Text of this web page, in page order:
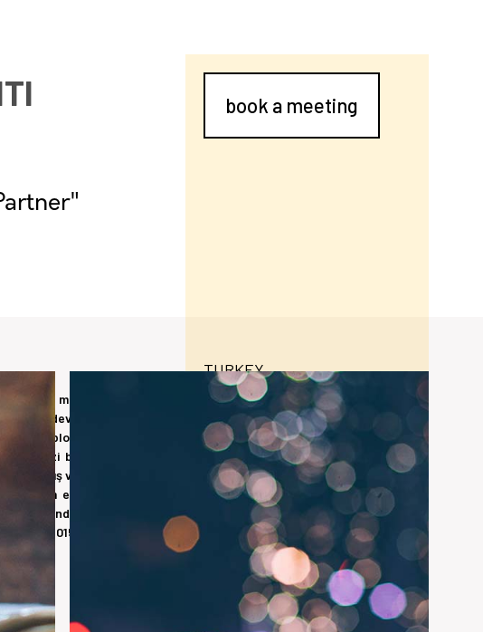
sahip modern tesisinde
devam etmektedir.
kablo bağı üretiminin
başarıyla temsil
ve yaptığı Ar-Ge
devam etmektedir. Tork
tarafından uluslararası
çevre yönetim
book a meeting
TURKEY
torkclamps.com
ADD LINKS
PAGE STATUS
UNPUBLISHED
CHANGE